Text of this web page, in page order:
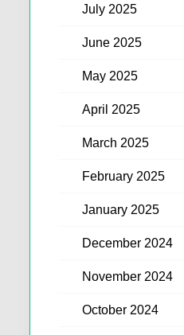
July 2025
June 2025
May 2025
April 2025
March 2025
February 2025
January 2025
December 2024
November 2024
October 2024